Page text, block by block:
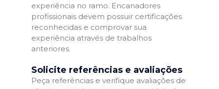
experiência no ramo. Encanadores
profissionais devem possuir certificações
reconhecidas e comprovar sua
experiência através de trabalhos
anteriores.
Solicite referências e avaliações
Peça referências e verifique avaliações de